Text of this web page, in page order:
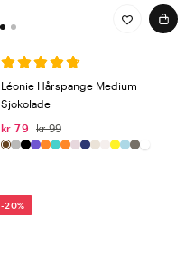
Léonie Hårspange Medium
Sjokolade
kr 79
kr 99
-20%